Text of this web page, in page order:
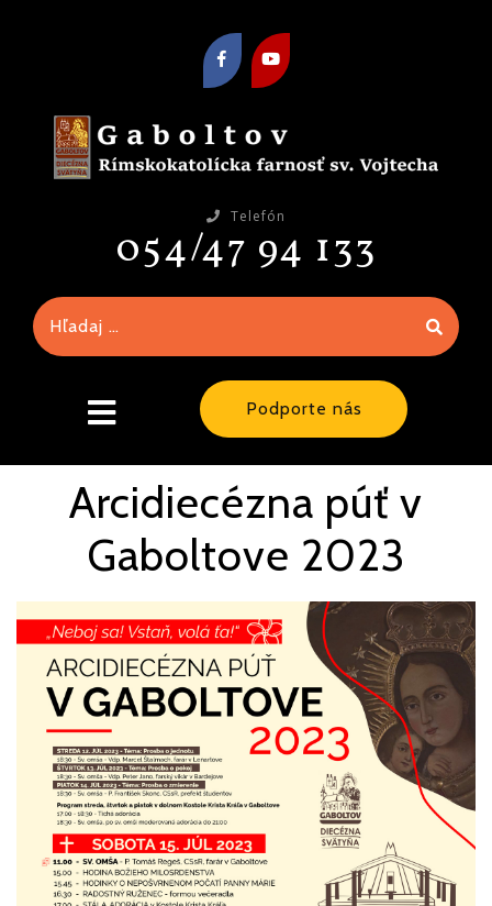
Telefón
054/47 94 133
close
menu
Podporte nás
Arcidiecézna púť v
Gaboltove 2023